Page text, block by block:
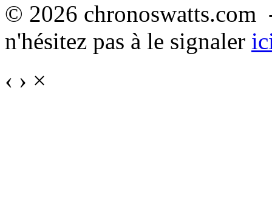
© 2026
n'hésitez pas à le signaler
‹ › ×